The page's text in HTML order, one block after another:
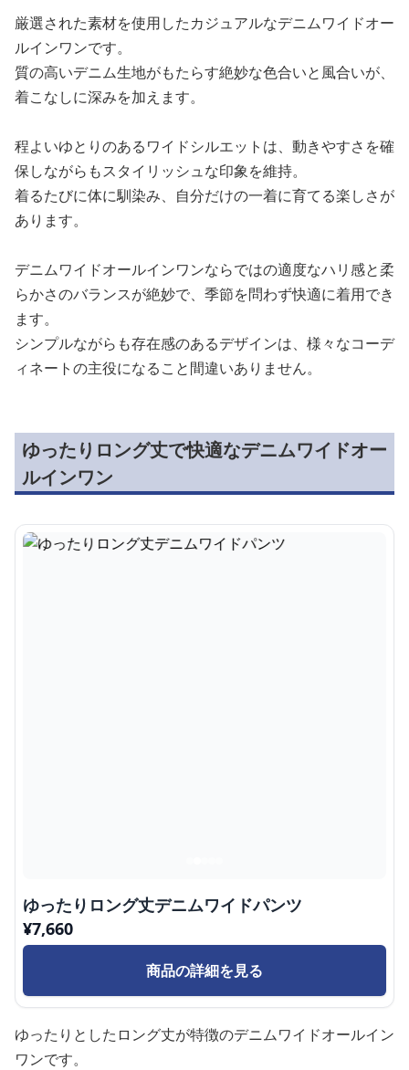
厳選された素材を使用したカジュアルなデニムワイドオー
ルインワンです。
質の高いデニム生地がもたらす絶妙な色合いと風合いが、
着こなしに深みを加えます。
程よいゆとりのあるワイドシルエットは、動きやすさを確
保しながらもスタイリッシュな印象を維持。
着るたびに体に馴染み、自分だけの一着に育てる楽しさが
あります。
デニムワイドオールインワンならではの適度なハリ感と柔
らかさのバランスが絶妙で、季節を問わず快適に着用でき
ます。
シンプルながらも存在感のあるデザインは、様々なコーデ
ィネートの主役になること間違いありません。
ゆったりロング丈で快適なデニムワイドオー
ルインワン
ゆったりロング丈デニムワイドパンツ
¥7,660
商品の詳細を見る
ゆったりとしたロング丈が特徴のデニムワイドオールイン
ワンです。